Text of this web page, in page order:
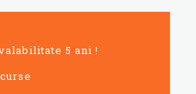
5 ani !